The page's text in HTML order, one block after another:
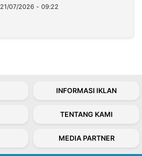
21/07/2026 - 09:22
INFORMASI IKLAN
TENTANG KAMI
MEDIA PARTNER